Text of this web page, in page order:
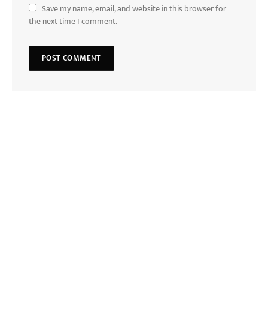
Save my name, email, and website in this browser for
the next time I comment.